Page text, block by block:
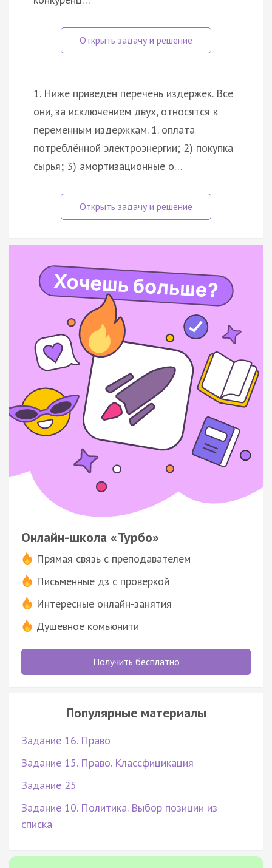
1. Ниже приведён перечень издержек. Все
они, за исключением двух, относятся к
переменным издержкам. 1. оплата
потреблённой электроэнергии; 2) покупка
сырья; 3) амортизационные о…
Онлайн-школа «Турбо»
Прямая связь с преподавателем
Письменные дз с проверкой
Интересные онлайн-занятия
Душевное комьюнити
Получить бесплатно
Популярные материалы
Задание 16. Право
Задание 15. Право. Классфицикация
Задание 25
Задание 10. Политика. Выбор позиции из
списка